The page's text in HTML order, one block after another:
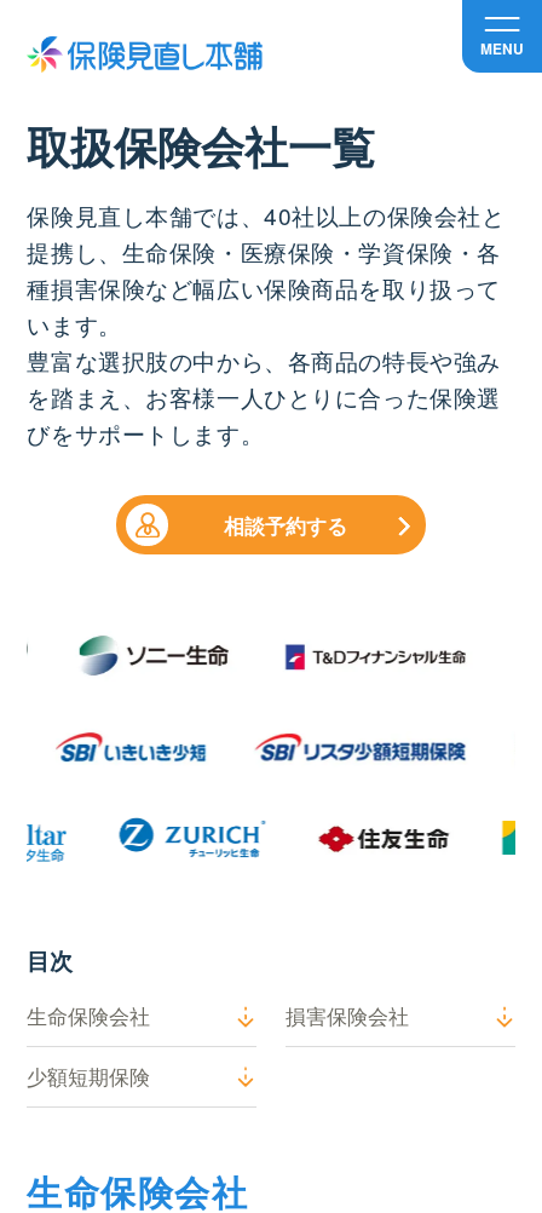
MENU
取扱保険会社一覧
保険見直し本舗では、40社以上の保険会社と
提携し、生命保険・医療保険・学資保険・各
種損害保険など幅広い保険商品を取り扱って
います。
豊富な選択肢の中から、各商品の特長や強み
を踏まえ、お客様一人ひとりに合った保険選
びをサポートします。
相談予約する
目次
生命保険会社 損害保険会社
少額短期保険
生命保険会社